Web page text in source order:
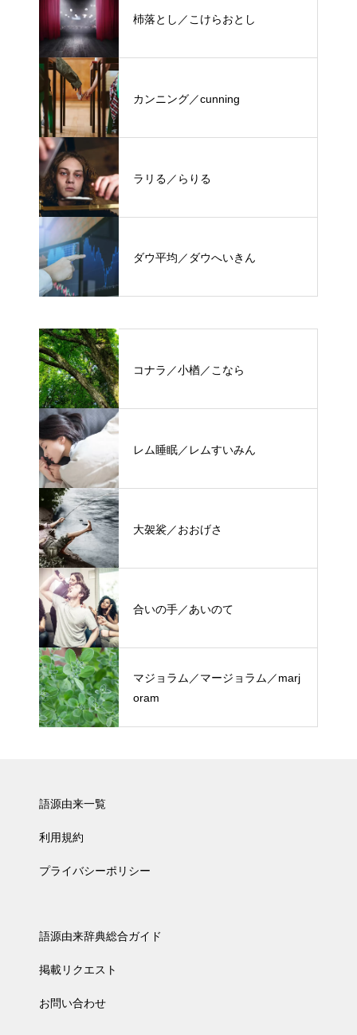
杮落とし／こけらおとし
カンニング／cunning
ラリる／らりる
ダウ平均／ダウへいきん
コナラ／小楢／こなら
レム睡眠／レムすいみん
大袈裟／おおげさ
合いの手／あいのて
マジョラム／マージョラム／marj
oram
語源由来一覧
利用規約
プライバシーポリシー
語源由来辞典総合ガイド
掲載リクエスト
お問い合わせ